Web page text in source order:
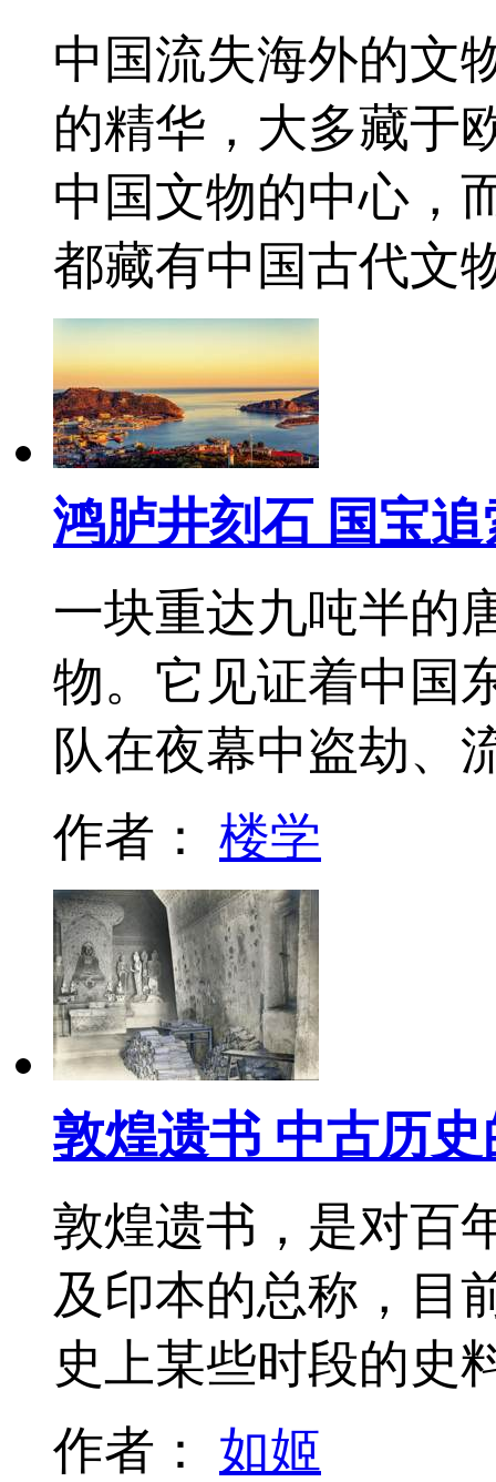
中国流失海外的文
的精华，大多藏于
中国文物的中心，
都藏有中国古代
鸿胪井刻石 国宝
一块重达九吨半的
物。它见证着中国
队在夜幕中盗劫
作者： 楼学
敦煌遗书 中古历
敦煌遗书，是对百
及印本的总称，目
史上某些时段的史
作者： 如姬